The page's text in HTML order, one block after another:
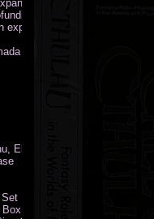
expansión
de Cthulhu
Elder Sign, Astral Elder Sign)
Set
Box